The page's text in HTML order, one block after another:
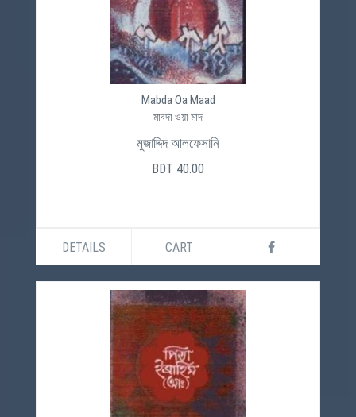
Mabda Oa Maad
মাবদা ওয়া মাদ
মুজাদ্দিদ আলফেসানি
BDT 40.00
DETAILS CART